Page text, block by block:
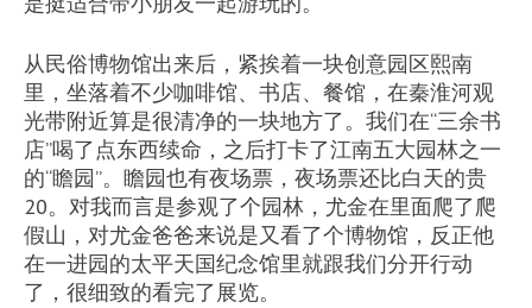
从民俗博物馆出来后，紧挨着一块创意园区熙南
里，坐落着不少咖啡馆、书店、餐馆，在秦淮河观
光带附近算是很清净的一块地方了。我们在“三余书
店”喝了点东西续命，之后打卡了江南五大园林之一
的“瞻园”。瞻园也有夜场票，夜场票还比白天的贵
20。对我而言是参观了个园林，尤金在里面爬了爬
假山，对尤金爸爸来说是又看了个博物馆，反正他
在一进园的太平天国纪念馆里就跟我们分开行动
了，很细致的看完了展览。